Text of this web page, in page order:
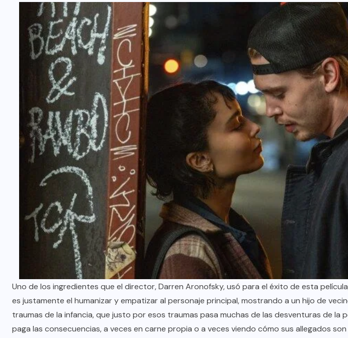
Uno de los ingredientes que el director, Darren Aronofsky, usó para el éxito de esta
es justamente el humanizar y empatizar al personaje principal, mostrando a un hijo de
traumas de la infancia, que justo por esos traumas pasa muchas de las desventuras de la
paga las consecuencias, a veces en carne propia o a veces viendo cómo sus allegados